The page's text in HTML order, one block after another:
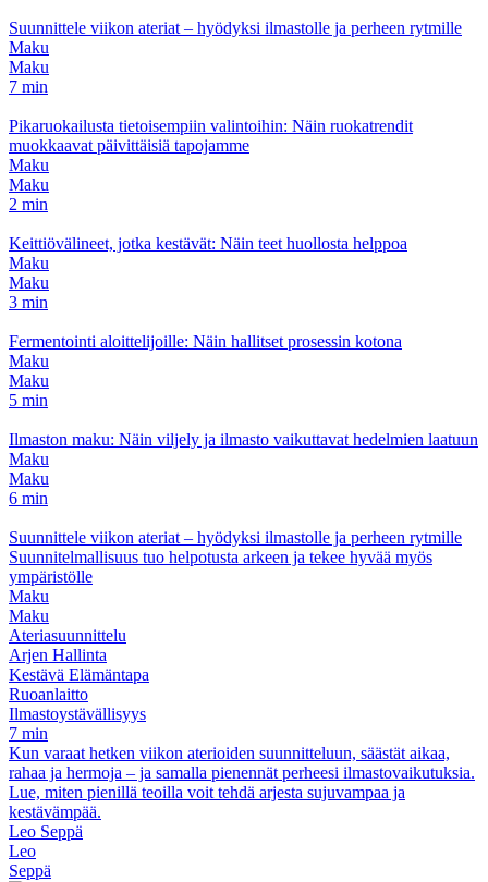
Suunnittele viikon ateriat – hyödyksi ilmastolle ja perheen rytmille
Maku
Maku
7 min
Pikaruokailusta tietoisempiin valintoihin: Näin ruokatrendit
muokkaavat päivittäisiä tapojamme
Maku
Maku
2 min
Keittiövälineet, jotka kestävät: Näin teet huollosta helppoa
Maku
Maku
3 min
Fermentointi aloittelijoille: Näin hallitset prosessin kotona
Maku
Maku
5 min
Ilmaston maku: Näin viljely ja ilmasto vaikuttavat hedelmien laatuun
Maku
Maku
6 min
Suunnittele viikon ateriat – hyödyksi ilmastolle ja perheen rytmille
Suunnitelmallisuus tuo helpotusta arkeen ja tekee hyvää myös
ympäristölle
Maku
Maku
Ateriasuunnittelu
Arjen Hallinta
Kestävä Elämäntapa
Ruoanlaitto
Ilmastoystävällisyys
7 min
Kun varaat hetken viikon aterioiden suunnitteluun, säästät aikaa,
rahaa ja hermoja – ja samalla pienennät perheesi ilmastovaikutuksia.
Lue, miten pienillä teoilla voit tehdä arjesta sujuvampaa ja
kestävämpää.
Leo Seppä
Leo
Seppä